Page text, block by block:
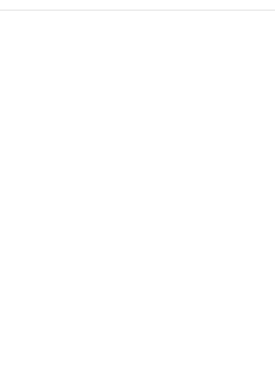
また笑っちゃう。